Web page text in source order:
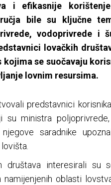
i efikasnije
bile su ključne
vodoprivrede i
lovačkih
kojima se suočavaju
lovnim resursima.
predstavnici
su ministra
saradnike
društava interesirali su
namijenjenih oblasti